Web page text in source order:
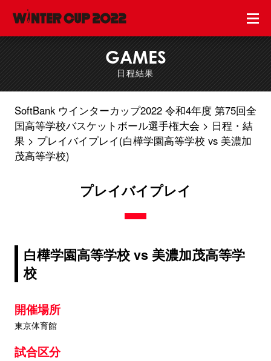
GAMES
日程結果
SoftBank ウインターカップ2022 令和4年度 第75回全
国高等学校バスケットボール選手権大会
日程・結
果
プレイバイプレイ(白樺学園高等学校 vs 美濃加
茂高等学校)
プレイバイプレイ
白樺学園高等学校 vs 美濃加茂高等学
校
開催場所
東京体育館
試合区分